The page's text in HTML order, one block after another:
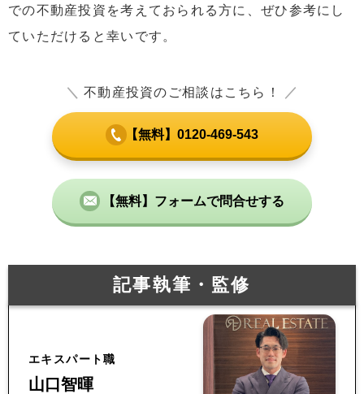
での不動産投資を考えておられる方に、ぜひ参考にし
ていただけると幸いです。
＼ 不動産投資のご相談はこちら！ ／
【無料】0120-469-543
【無料】フォームで問合せする
記事執筆・監修
エキスパート職
山口智暉